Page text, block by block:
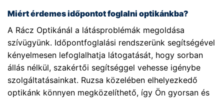
Miért érdemes időpontot foglalni optikánkba?
A Rácz Optikánál a látásproblémák megoldása
szívügyünk. Időpontfoglalási rendszerünk segítségével
kényelmesen lefoglalhatja látogatását, hogy sorban
állás nélkül, szakértői segítséggel vehesse igénybe
szolgáltatásainkat. Ruzsa közelében elhelyezkedő
optikánk könnyen megközelíthető, így Ön gyorsan és